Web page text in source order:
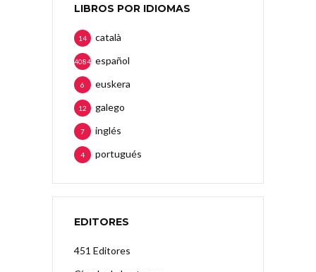
LIBROS POR IDIOMAS
català
14
español
4084
euskera
6
galego
12
inglés
7
portugués
4
EDITORES
451 Editores